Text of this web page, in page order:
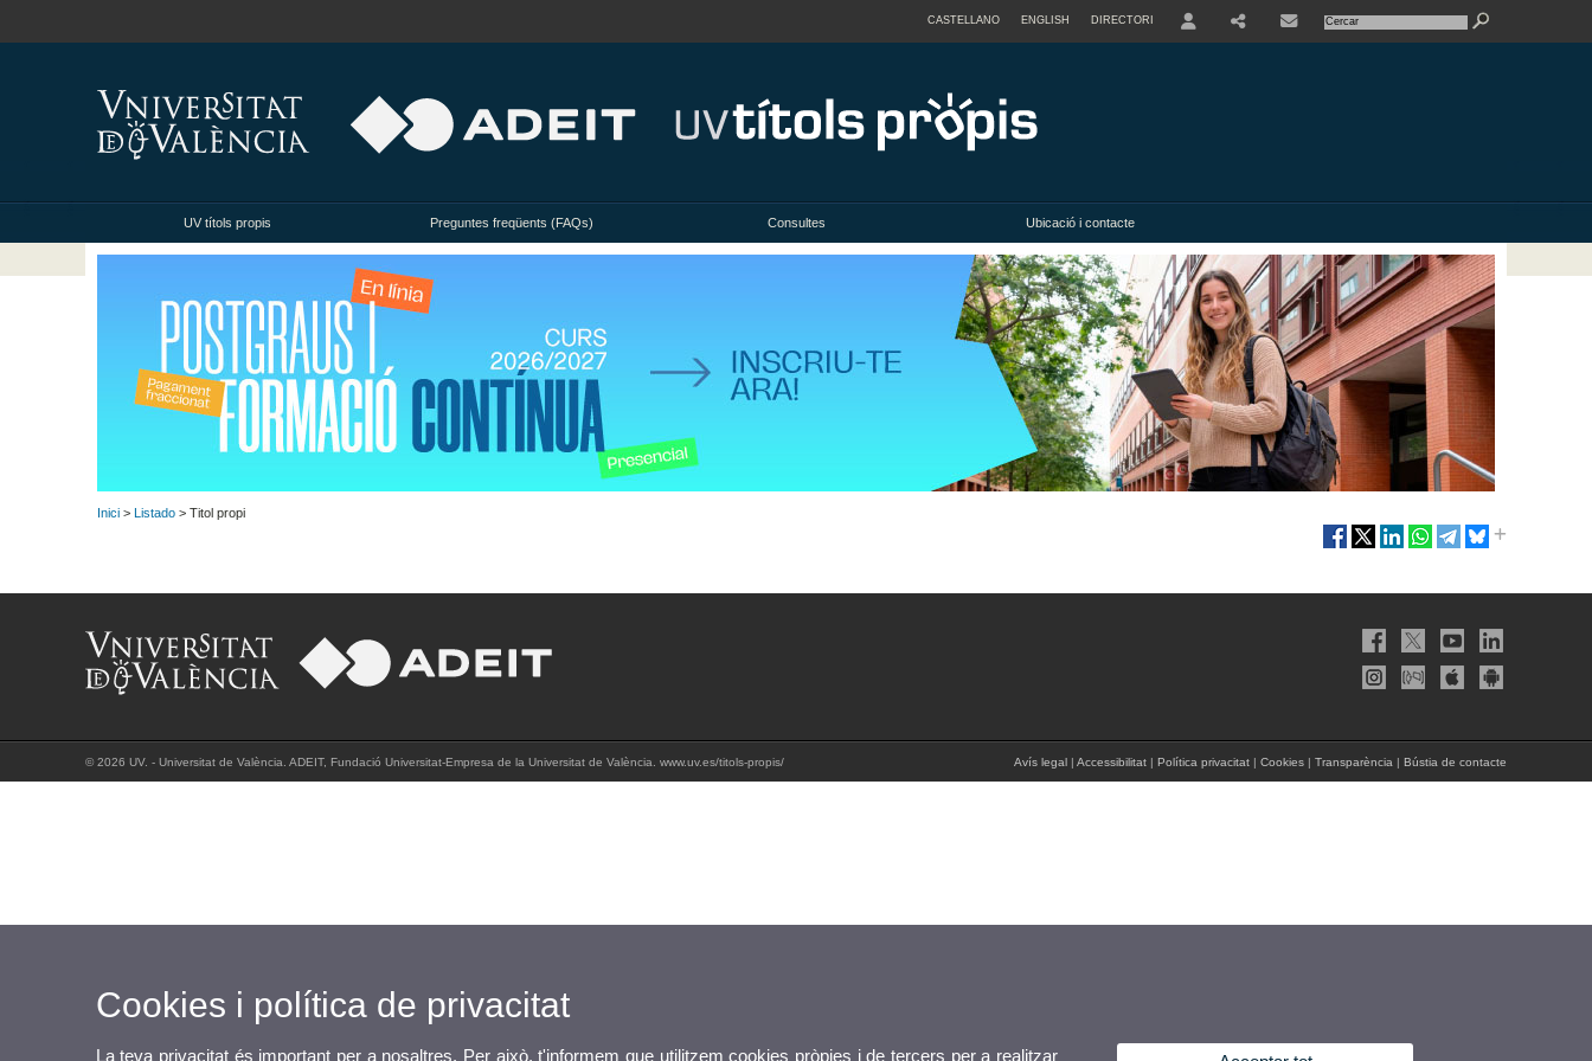
CASTELLANO ENGLISH DIRECTORI
UV títols propis Preguntes freqüents (FAQs) Consultes Ubicació i contacte
Inici > Listado > Titol propi
© 2026 UV. - Universitat de València. ADEIT, Fundació Universitat-Empresa de la Universitat de València. www.uv.es/titols-propis/ Avís legal | Accessibilitat | Política privacitat | Cookies | Transparència | Bústia de contacte
Cookies i política de privacitat
La teva privacitat és important per a nosaltres. Per això, t'informem que utilitzem cookies pròpies i de tercers per a realitzar